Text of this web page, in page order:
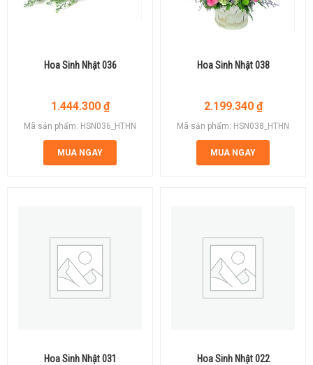
Hoa Sinh Nhật 036
1.444.300 ₫
Mã sản phẩm: HSN036_HTHN
MUA NGAY
Hoa Sinh Nhật 038
2.199.340 ₫
Mã sản phẩm: HSN038_HTHN
MUA NGAY
Hoa Sinh Nhật 031 Hoa Sinh Nhật 022